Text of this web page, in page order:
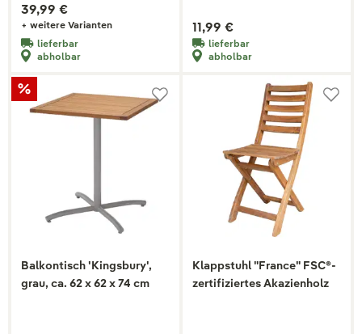
39,99 €
+ weitere Varianten
lieferbar
abholbar
11,99 €
lieferbar
abholbar
Balkontisch 'Kingsbury',
grau, ca. 62 x 62 x 74 cm
Klappstuhl "France" FSC®-
zertifiziertes Akazienholz